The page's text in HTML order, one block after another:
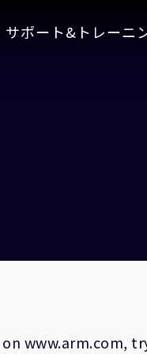
サポート&トレーニ
www.arm.com,